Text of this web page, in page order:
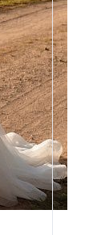
56,
+